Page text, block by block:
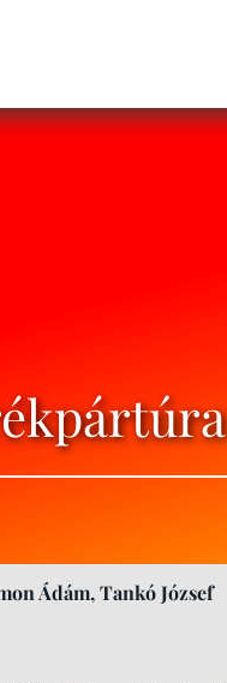
Ádám, Tankó József